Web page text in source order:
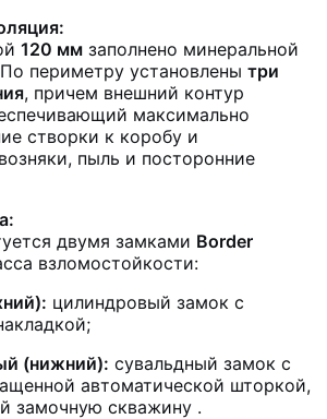
120 мм заполнено минеральной
периметру установлены три
, причем внешний контур
максимально
створки к коробу и
пыль и посторонние
двумя замками Border
взломостойкости:
цилиндровый замок с
(нижний): сувальдный замок с
автоматической шторкой,
замочную скважину .